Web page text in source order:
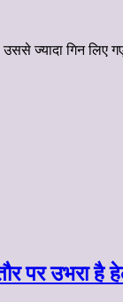
ज्यादा गिन लिए
पर उभरा